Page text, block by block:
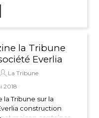
la Tribune
Everlia
La Tribune
2018
la Tribune sur la
construction